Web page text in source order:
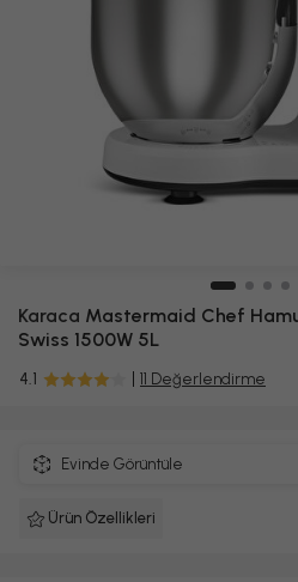
Karaca Mastermaid Chef
Swiss 1500W 5L
4.1 11 Değerlendirme
Evinde Görüntüle
Ürün Özellikleri